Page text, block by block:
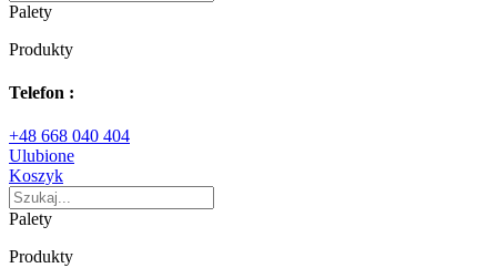
Palety
Produkty
Telefon :
+48 668 040 404
Ulubione
Koszyk
Palety
Produkty